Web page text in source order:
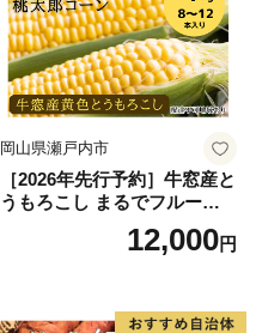
岡山県瀬戸内市
［2026年先行予約］牛窓産と
うもろこし まるでフルー
ツ！最高糖度25度超え 生で
甘い、茹でて美味い！ 黄色
野菜
12,000円